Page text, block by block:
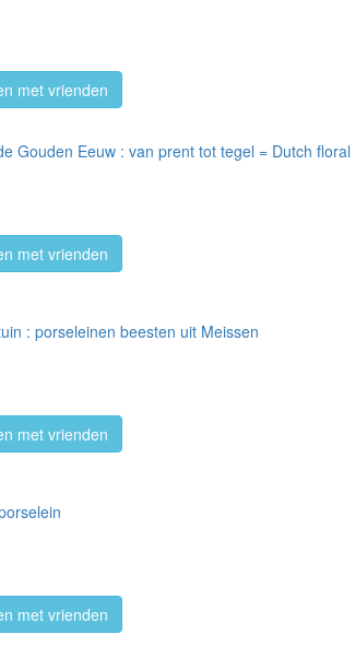
met vrienden
Gouden Eeuw : van prent tot tegel = Dutch
met vrienden
: porseleinen beesten uit Meissen
met vrienden
met vrienden